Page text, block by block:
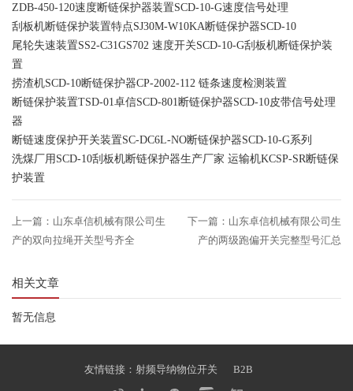
ZDB-450-120速度断链保护器装置SCD-10-G速度信号处理
刮板机断链保护装置特点SJ30M-W10KA断链保护器SCD-10
尾轮失速装置SS2-C31GS702 速度开关SCD-10-G刮板机断链保护装
置
捞渣机SCD-10断链保护器CP-2002-112 链条速度检测装置
断链保护装置TSD-01卓信SCD-801断链保护器SCD-10皮带信号处理
器
断链速度保护开关装置SC-DC6L-NO断链保护器SCD-10-G系列
洗煤厂用SCD-10刮板机断链保护器生产厂家 运输机KCSP-SR断链保
护装置
上一篇：山东卓信机械有限公司生
产的双向拉绳开关型号齐全
下一篇：山东卓信机械有限公司生
产的两级跑偏开关完整型号汇总
相关文章
暂无信息
友情链接： 射频导纳物位开关 B2B